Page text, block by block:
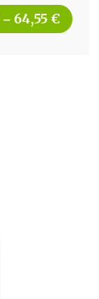
– 64,55 €